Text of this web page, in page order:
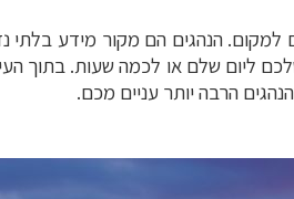
הנהגים הם מקור מידע בלתי
ליום שלם או לכמה שעות. בתוך
הרבה יותר עניים מכם.